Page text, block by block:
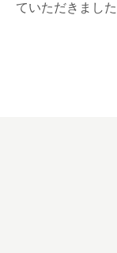
ていただきました